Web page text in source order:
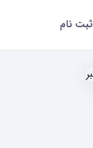
ثبت نام